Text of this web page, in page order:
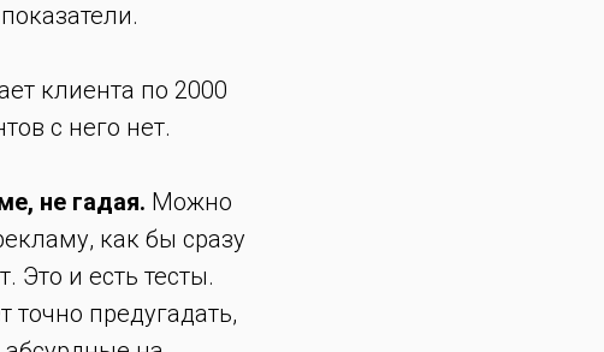
клиента по 2000
с него нет.
не гадая. Можно
как бы сразу
Это и есть тесты.
предугадать,